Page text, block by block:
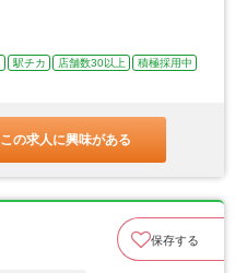
駅チカ 店舗数30以上
積極採用中
この求人に興味がある
保存する